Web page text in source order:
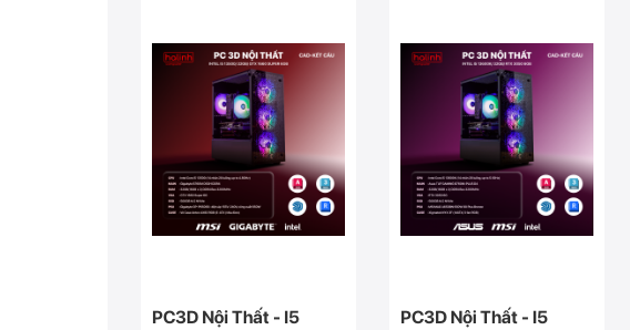
PC3D Nội Thất - I5
PC3D Nội Thất - I5